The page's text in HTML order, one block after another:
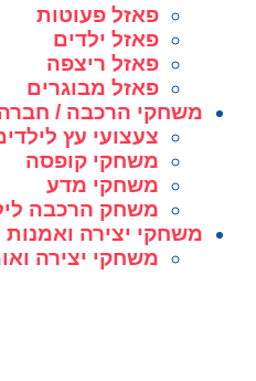
פאזל פעוטות
פאזל ילדים
פאזל ריצפה
פאזל מבוגרים
משחקי הרכבה /
צעצועי עץ
משחקי קופסה
משחקי מדע
משחק הרכבה
משחקי יצירה ואמנות
משחקי יצירה